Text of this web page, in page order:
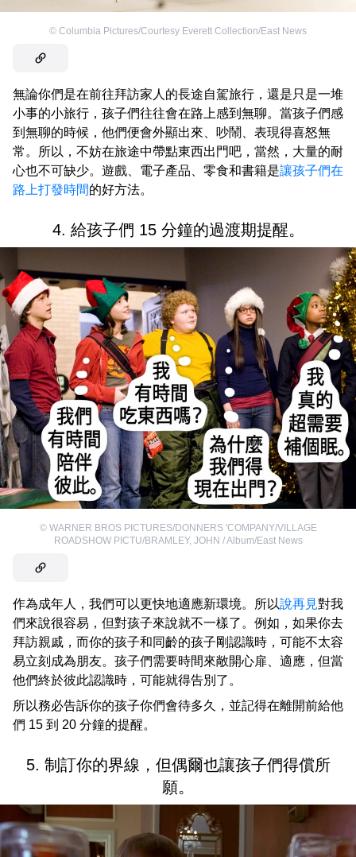
© Columbia Pictures/Courtesy Everett Collection/East News
無論你們是在前往拜訪家人的長途自駕旅行，還是只是一堆
小事的小旅行，孩子們往往會在路上感到無聊。當孩子們感
到無聊的時候，他們便會外顯出來、吵鬧、表現得喜怒無
常。所以，不妨在旅途中帶點東西出門吧，當然，大量的耐
心也不可缺少。遊戲、電子產品、零食和書籍是讓孩子們在
路上打發時間的好方法。
4. 給孩子們 15 分鐘的過渡期提醒。
© WARNER BROS PICTURES/DONNERS 'COMPANY/VILLAGE
ROADSHOW PICTU/BRAMLEY, JOHN / Album/East News
作為成年人，我們可以更快地適應新環境。所以說再見對我
們來說很容易，但對孩子來說就不一樣了。例如，如果你去
拜訪親戚，而你的孩子和同齡的孩子剛認識時，可能不太容
易立刻成為朋友。孩子們需要時間來敞開心扉、適應，但當
他們終於彼此認識時，可能就得告別了。
所以務必告訴你的孩子你們會待多久，並記得在離開前給他
們 15 到 20 分鐘的提醒。
5. 制訂你的界線，但偶爾也讓孩子們得償所
願。